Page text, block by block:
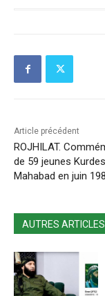
Article précédent
ROJHILAT.
de 59 jeunes
Mahabad en juin
AUTRES ARTICLES